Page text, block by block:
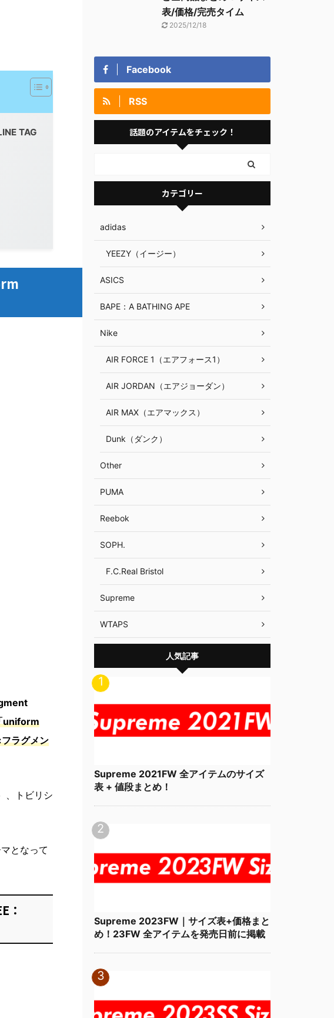
TAG
uniform
ラグメン
、トビリシ
となって
：
表/価格/完売タイム
2025/12/18
Facebook
RSS
話題のアイテムをチェック！
カテゴリー
adidas
YEEZY（イージー）
ASICS
BAPE：A BATHING APE
Nike
AIR FORCE 1（エアフォース1）
AIR JORDAN（エアジョーダン）
AIR MAX（エアマックス）
Dunk（ダンク）
Other
PUMA
Reebok
SOPH.
F.C.Real Bristol
Supreme
WTAPS
人気記事
Supreme 2021FW 全アイテムのサイズ
表 + 値段まとめ！
Supreme 2023FW｜サイズ表+価格まと
め！23FW 全アイテムを発売日前に掲載